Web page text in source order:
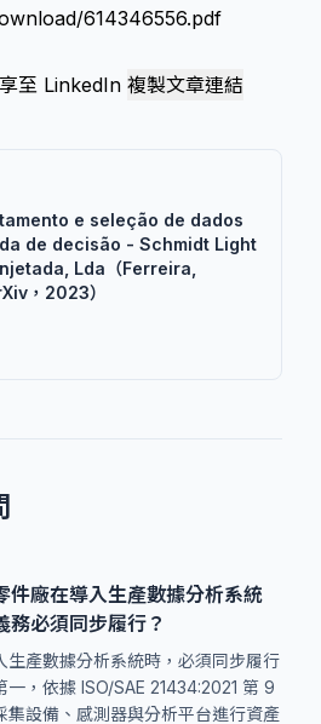
614346556.pdf
至 LinkedIn 複製文章連結
e seleção de dados
de decisão - Schmidt Light
Lda（Ferreira,
，2023）
件廠在導入生產數據分析系統
務必須同步履行？
生產數據分析系統時，必須同步履行
一，依據 ISO/SAE 21434:2021 第 9
集設備、感測器與分析平台進行資產